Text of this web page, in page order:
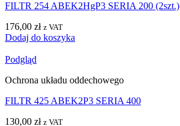
FILTR 254 ABEK2HgP3 SERIA 200 (2szt.)
176,00 zł z VAT
Dodaj do koszyka
Podgląd
Ochrona układu oddechowego
FILTR 425 ABEK2P3 SERIA 400
130,00 zł z VAT